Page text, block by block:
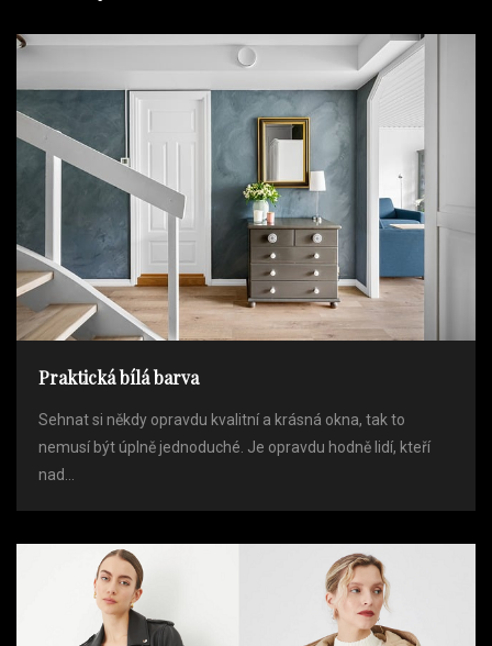
Praktická bílá barva
Sehnat si někdy opravdu kvalitní a krásná okna, tak to
nemusí být úplně jednoduché. Je opravdu hodně lidí, kteří
nad...